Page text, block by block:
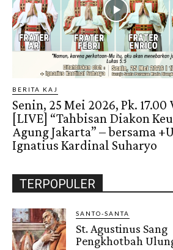
BERITA KAJ
Senin, 25 Mei 2026, Pk. 17.00
[LIVE] “Tahbisan Diakon
Agung Jakarta” – bersama
Ignatius Kardinal Suharyo
TERPOPULER
SANTO-SANTA
St. Agustinus Sang
Pengkhotbah